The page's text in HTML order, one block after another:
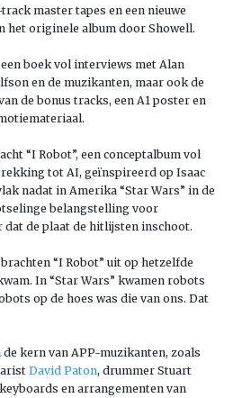
master tapes en een nieuwe
het originele album door Showell.
boek vol interviews met Alan
en de muzikanten, maar ook de
de bonus tracks, een A1 poster en
“I Robot”, een conceptalbum vol
tot AI, geïnspireerd op Isaac
nadat in Amerika “Star Wars” in de
belangstelling voor
de plaat de hitlijsten inschoot.
“I Robot” uit op hetzelfde
In “Star Wars” kwamen robots
op de hoes was die van ons. Dat
kern van APP-muzikanten, zoals
David Paton, drummer Stuart
en arrangementen van